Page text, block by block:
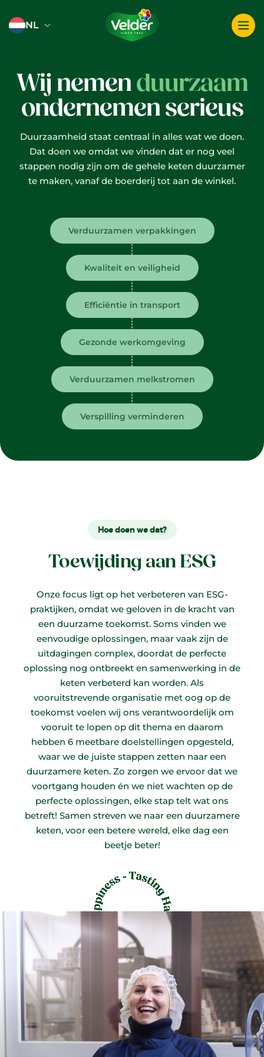
NL
Wij nemenduurzaam
ondernemen serieus
Duurzaamheid staat centraal in alles wat we doen.
Dat doen we omdat we vinden dat er nog veel
stappen nodig zijn om de gehele keten duurzamer
te maken, vanaf de boerderij tot aan de winkel.
Verduurzamen verpakkingen
Kwaliteit en veiligheid
Efficiëntie in transport
Gezonde werkomgeving
Verduurzamen melkstromen
Verspilling verminderen
Hoe doen we dat?
Toewijding aan ESG
Onze focus ligt op het verbeteren van ESG-
praktijken, omdat we geloven in de kracht van
een duurzame toekomst. Soms vinden we
eenvoudige oplossingen, maar vaak zijn de
uitdagingen complex, doordat de perfecte
oplossing nog ontbreekt en samenwerking in de
keten verbeterd kan worden. Als
vooruitstrevende organisatie met oog op de
toekomst voelen wij ons verantwoordelijk om
vooruit te lopen op dit thema en daarom
hebben 6 meetbare doelstellingen opgesteld,
waar we de juiste stappen zetten naar een
duurzamere keten. Zo zorgen we ervoor dat we
voortgang houden én we niet wachten op de
perfecte oplossingen, elke stap telt wat ons
betreft! Samen streven we naar een duurzamere
keten, voor een betere wereld, elke dag een
beetje beter!